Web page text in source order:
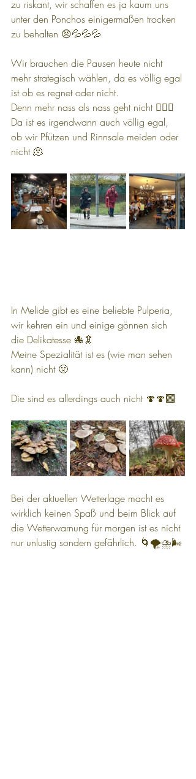
zu riskant, wir schaffen es ja kaum uns
unter den Ponchos einigermaßen trocken
zu behalten 😣💦💦💦
Wir brauchen die Pausen heute nicht
mehr strategisch wählen, da es völlig egal
ist ob es regnet oder nicht.
Denn mehr nass als nass geht nicht 🤷🏻‍♀️
Da ist es irgendwann auch völlig egal,
ob wir Pfützen und Rinnsale meiden oder
nicht 🫠
In Melide gibt es eine beliebte Pulperia,
wir kehren ein und einige gönnen sich
die Delikatesse 🐙🦑
Meine Spezialität ist es (wie man sehen
kann) nicht 🤢
Die sind es allerdings auch nicht 🍄🍄‍🟫
Bei der aktuellen Wetterlage macht es
wirklich keinen Spaß und beim Blick auf
die Wetterwarnung für morgen ist es nicht
nur unlustig sondern gefährlich. 🌀🌪️⛈️🌬️